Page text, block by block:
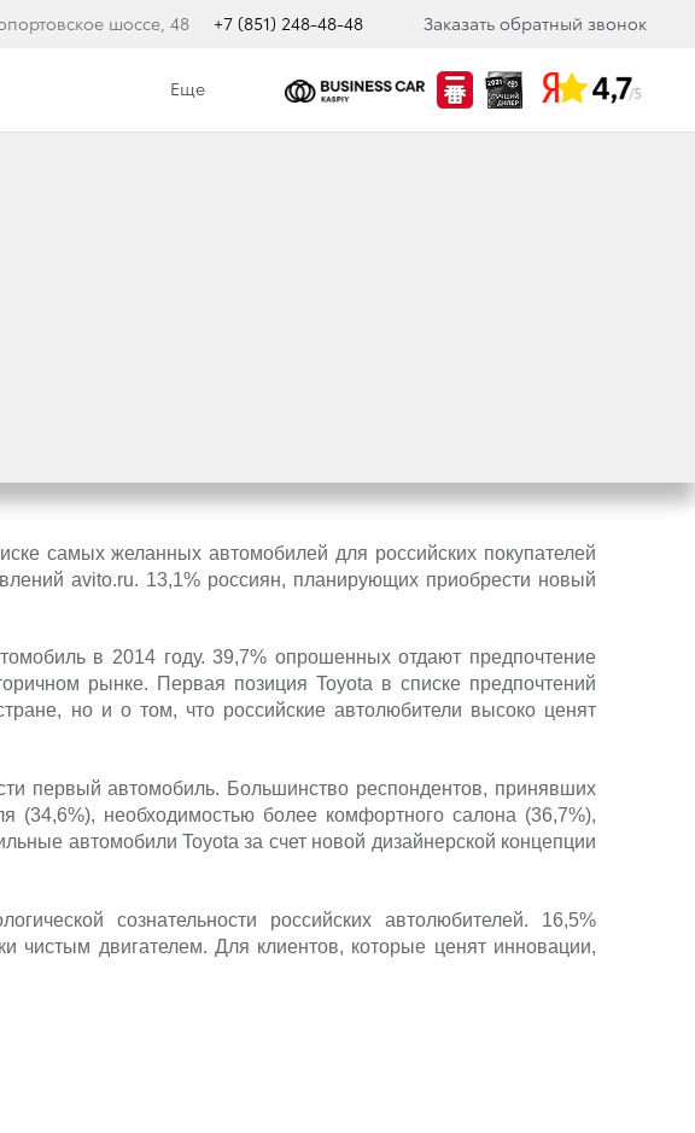
шоссе, 48 +7 (851) 248-48-48 Заказать обратный звонок
Еще
ПРЕДПОЧТЕНИЙ
РОССИИ
самых желанных автомобилей для российских покупателей
avito.ru. 13,1% россиян, планирующих приобрести новый
в 2014 году. 39,7% опрошенных отдают предпочтение
рынке. Первая позиция Toyota в списке предпочтений
но и о том, что российские автолюбители высоко ценят
первый автомобиль. Большинство респондентов, принявших
(34,6%), необходимостью более комфортного салона (36,7%),
автомобили Toyota за счет новой дизайнерской концепции
сознательности российских автолюбителей. 16,5%
чистым двигателем. Для клиентов, которые ценят инновации,